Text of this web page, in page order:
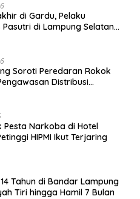
di Gardu, Pelaku
di Lampung Selatan
Soroti Peredaran Rokok
Distribusi
Pesta Narkoba di Hotel
HIPMI Ikut Terjaring
Tahun di Bandar Lampung
Tiri hingga Hamil 7 Bulan